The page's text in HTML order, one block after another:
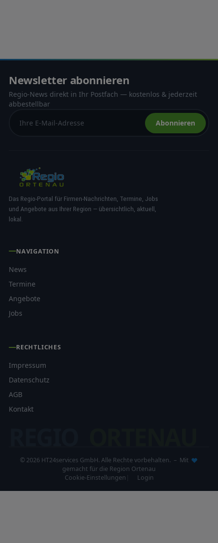
Newsletter abonnieren
Regio-News direkt in Ihr Postfach — kostenlos & jederzeit
abbestellbar
Abonnieren
Das Regio-Portal für Firmen-Nachrichten, Termine, Jobs
und Angebote aus Ihrer Region — übersichtlich, aktuell,
lokal.
NAVIGATION
News
Termine
Angebote
Jobs
RECHTLICHES
Impressum
Datenschutz
AGB
Kontakt
© 2026 HT24services GmbH. Alle Rechte vorbehalten. – Mit
gemacht für die Region Ortenau
Cookie-Einstellungen
Login